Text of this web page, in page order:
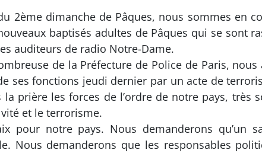
2ème dimanche de Pâques, nous sommes en
baptisés adultes de Pâques qui se sont
auditeurs de radio Notre-Dame.
de la Préfecture de Police de Paris,
ses fonctions jeudi dernier par un acte de
prière les forces de l’ordre de notre pays, très
et le terrorisme.
pour notre pays. Nous demanderons qu’un
Nous demanderons que les responsables